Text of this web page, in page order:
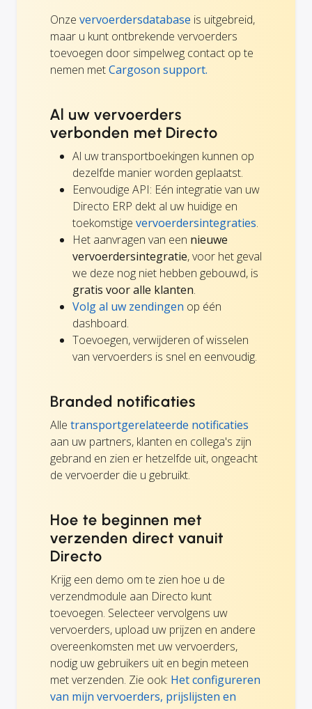
Onze vervoerdersdatabase is uitgebreid,
maar u kunt ontbrekende vervoerders
toevoegen door simpelweg contact op te
nemen metCargoson support.
Al uw vervoerders
verbonden met Directo
Al uw transportboekingen kunnen op
dezelfde manier worden geplaatst.
Eenvoudige API: Eén integratie van uw
Directo ERP dekt al uw huidige en
toekomstige vervoerdersintegraties.
Het aanvragen van een nieuwe
vervoerdersintegratie, voor het geval
we deze nog niet hebben gebouwd, is
gratis voor alle klanten.
Volg al uw zendingen op één
dashboard.
Toevoegen, verwijderen of wisselen
van vervoerders is snel en eenvoudig.
Branded notificaties
Alle transportgerelateerde notificaties
aan uw partners, klanten en collega's zijn
gebrand en zien er hetzelfde uit, ongeacht
de vervoerder die u gebruikt.
Hoe te beginnen met
verzenden direct vanuit
Directo
Krijg een demo om te zien hoe u de
verzendmodule aan Directo kunt
toevoegen. Selecteer vervolgens uw
vervoerders, upload uw prijzen en andere
overeenkomsten met uw vervoerders,
nodig uw gebruikers uit en begin meteen
met verzenden. Zie ook: Het configureren
van mijn vervoerders, prijslijsten en